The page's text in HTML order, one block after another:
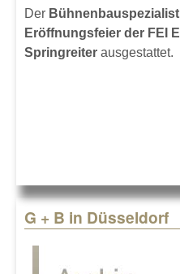
Der
Eröffnungsfeier der FEI
Springreiter ausgestattet.
G + B in Düsseldorf